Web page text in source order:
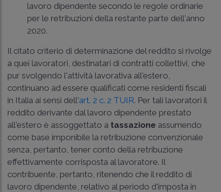
lavoro dipendente secondo le regole ordinarie
per le retribuzioni della restante parte dell'anno
2020.
Il citato criterio di determinazione del reddito si rivolge
a quei lavoratori, destinatari di contratti collettivi, che
pur svolgendo l'attività lavorativa all'estero,
continuano ad essere qualificati come residenti fiscali
in Italia ai sensi dell'art. 2 c. 2 TUIR. Per tali lavoratori il
reddito derivante dal lavoro dipendente prestato
all'estero è assoggettato a tassazione assumendo
come base imponibile la retribuzione convenzionale
senza, pertanto, tener conto della retribuzione
effettivamente corrisposta al lavoratore. Il
contribuente, pertanto, ritenendo che il reddito di
lavoro dipendente, relativo al periodo d'imposta in